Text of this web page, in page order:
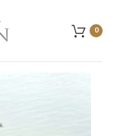
0